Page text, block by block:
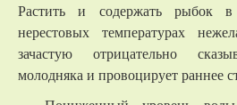
Растить и содержать рыбок
нерестовых температурах
зачастую отрицательно
молодняка и провоцирует раннее